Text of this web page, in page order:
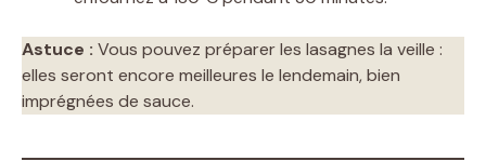
Astuce : Vous pouvez préparer les lasagnes la veille :
elles seront encore meilleures le lendemain, bien
imprégnées de sauce.